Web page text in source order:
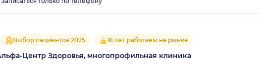
Выбор пациентов 2025 18 лет работаем на рынке
Центр Здоровья, многопрофильная клиника